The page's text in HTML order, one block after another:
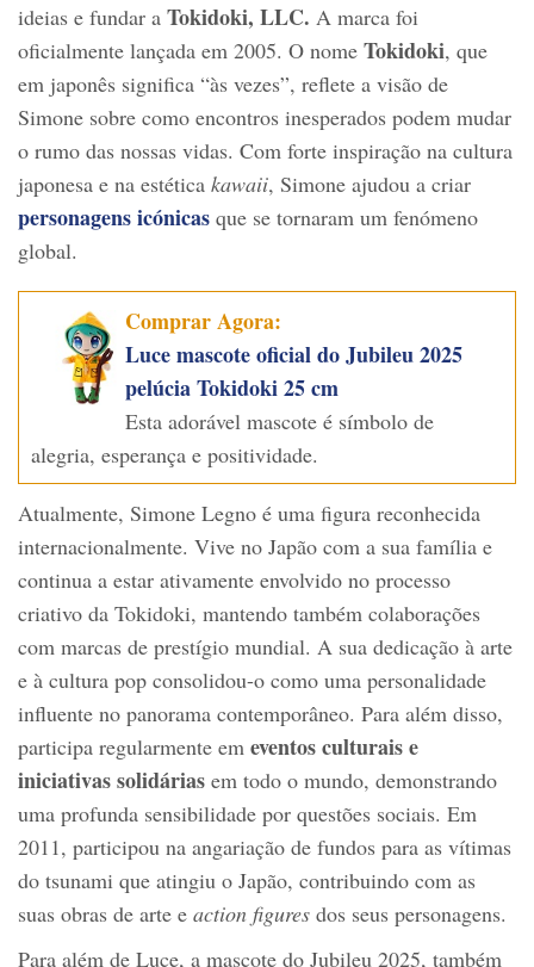
ideias e fundar a Tokidoki, LLC. A marca foi
oficialmente lançada em 2005. O nome Tokidoki, que
em japonês significa “às vezes”, reflete a visão de
Simone sobre como encontros inesperados podem mudar
o rumo das nossas vidas. Com forte inspiração na cultura
japonesa e na estética kawaii, Simone ajudou a criar
personagens icónicas que se tornaram um fenómeno
global.
Comprar Agora:
Luce mascote oficial do Jubileu 2025
pelúcia Tokidoki 25 cm
Esta adorável mascote é símbolo de
alegria, esperança e positividade.
Atualmente, Simone Legno é uma figura reconhecida
internacionalmente. Vive no Japão com a sua família e
continua a estar ativamente envolvido no processo
criativo da Tokidoki, mantendo também colaborações
com marcas de prestígio mundial. A sua dedicação à arte
e à cultura pop consolidou-o como uma personalidade
influente no panorama contemporâneo. Para além disso,
participa regularmente em eventos culturais e
iniciativas solidárias em todo o mundo, demonstrando
uma profunda sensibilidade por questões sociais. Em
2011, participou na angariação de fundos para as vítimas
do tsunami que atingiu o Japão, contribuindo com as
suas obras de arte e action figures dos seus personagens.
Para além de Luce, a mascote do Jubileu 2025, também